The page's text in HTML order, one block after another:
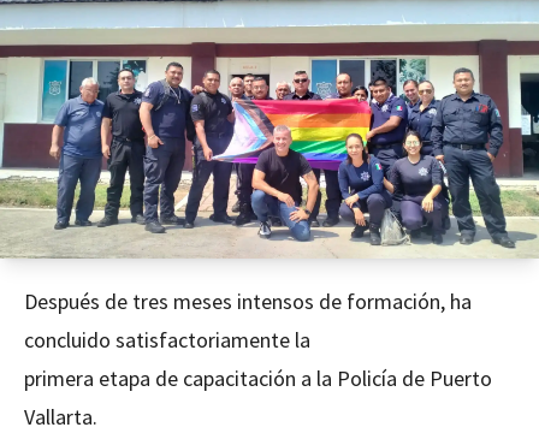
Después de tres meses intensos de formación, ha
concluido satisfactoriamente la
primera etapa de capacitación a la Policía de Puerto
Vallarta.